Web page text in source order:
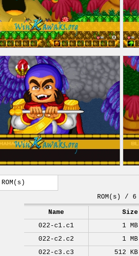
ROM(s)
ROM(s) / 6
Name
Size
022-c1.c1
1 MB
022-c2.c2
1 MB
022-c3.c3
512 KB